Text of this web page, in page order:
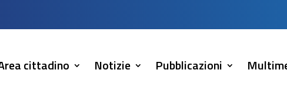
cittadino Notizie Pubblicazioni